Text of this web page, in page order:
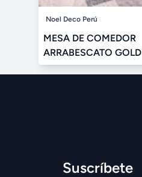
Noel Deco Perú
MESA DE COMEDOR
ARRABESCATO GOLD
Suscríbete